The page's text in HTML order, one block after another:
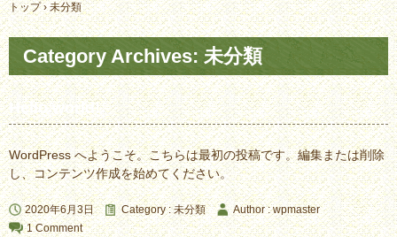
to
content
トップ › 未分類
Category Archives: 未分類
Hello world!
WordPress へようこそ。こちらは最初の投稿です。編集または削除
し、コンテンツ作成を始めてください。
2020年6月3日 Category :未分類
Author : wpmaster
1 Comment